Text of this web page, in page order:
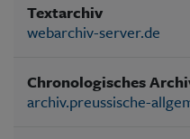
Textarchiv
webarchiv-server.de
Chronologisches
archiv.preussische-